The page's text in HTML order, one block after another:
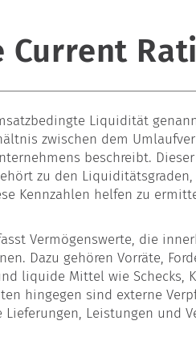
Current
Liquidität
zwischen dem
beschreibt.
zu den
Kennzahlen helfen zu
Vermögenswerte, die
Dazu gehören Vorräte,
liquide Mittel wie Schecks,
hingegen sind externe
Leistungen und